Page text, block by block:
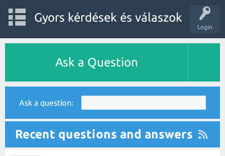
Login
Gyors kérdések és válaszok
Ask a Question
Ask a question:
Recent questions and answers